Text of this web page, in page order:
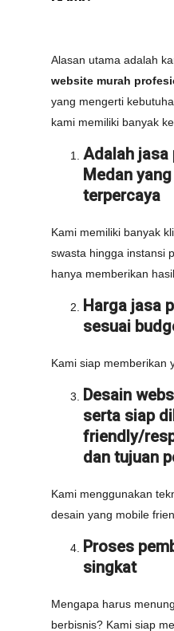
Alasan utama adalah
website murah
yang mengerti
kami memiliki banyak
Adalah jasa
Medan
terpercaya
Kami memiliki banyak
swasta hingga instansi
hanya memberikan
Harga jasa
sesuai
Kami siap memberikan
Desain
serta siap
friendly/
dan tujuan
Kami menggunakan
desain yang mobile
Proses
singkat
Mengapa harus
berbisnis? Kami siap